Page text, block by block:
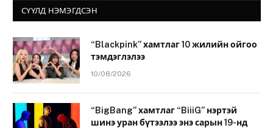
СҮҮЛД НЭМЭГДСЭН
“Blackpink” хамтлаг 10 жилийн ойгоо
тэмдэглэлээ
10/08/2026
“BigBang” хамтлаг “BiiiG” нэртэй
шинэ уран бүтээлээ энэ сарын 19-нд